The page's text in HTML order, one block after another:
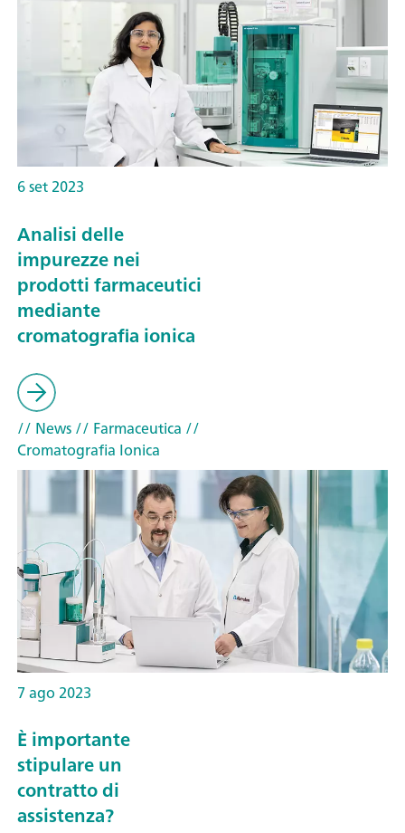
6 set 2023
Analisi delle
impurezze nei
prodotti farmaceutici
mediante
cromatografia ionica
// News// Farmaceutica //
Cromatografia Ionica
7 ago 2023
È importante
stipulare un
contratto di
assistenza?